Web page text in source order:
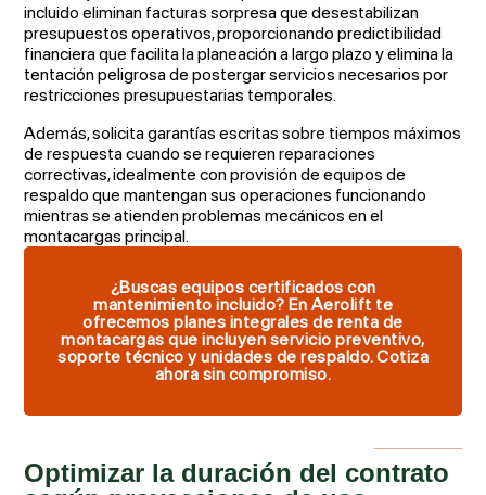
incluido eliminan facturas sorpresa que desestabilizan
presupuestos operativos, proporcionando predictibilidad
financiera que facilita la planeación a largo plazo y elimina la
tentación peligrosa de postergar servicios necesarios por
restricciones presupuestarias temporales.
Además, solicita garantías escritas sobre tiempos máximos
de respuesta cuando se requieren reparaciones
correctivas, idealmente con provisión de equipos de
respaldo que mantengan sus operaciones funcionando
mientras se atienden problemas mecánicos en el
montacargas principal.
¿Buscas equipos certificados con
mantenimiento incluido? En Aerolift te
ofrecemos planes integrales de renta de
montacargas que incluyen servicio preventivo,
soporte técnico y unidades de respaldo. Cotiza
ahora sin compromiso.
Optimizar la duración del contrato